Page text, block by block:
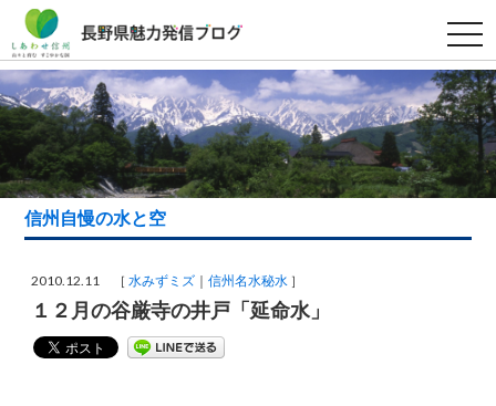
t
o
g
g
l
e
n
a
v
g
i
信州自慢の水と空
2010.12.11 ［水みずミズ 信州名水秘水 ］
１２月の谷厳寺の井戸「延命水」